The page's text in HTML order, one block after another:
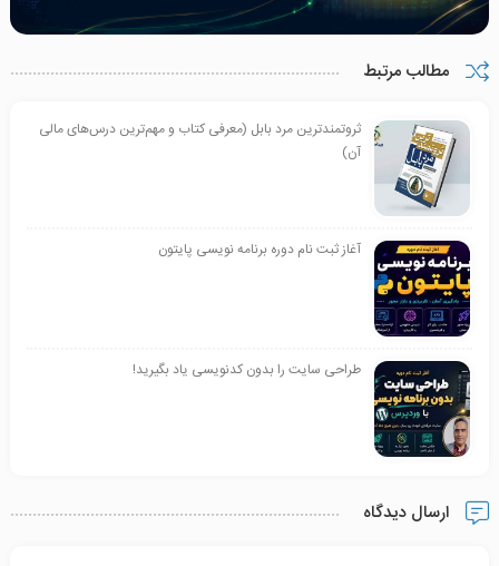
مطالب مرتبط
ثروتمندترین مرد بابل (معرفی کتاب و مهم‌ترین درس‌های مالی
آن)
آغاز ثبت نام دوره برنامه نویسی پایتون
طراحی سایت را بدون کدنویسی یاد بگیرید!
ارسال دیدگاه